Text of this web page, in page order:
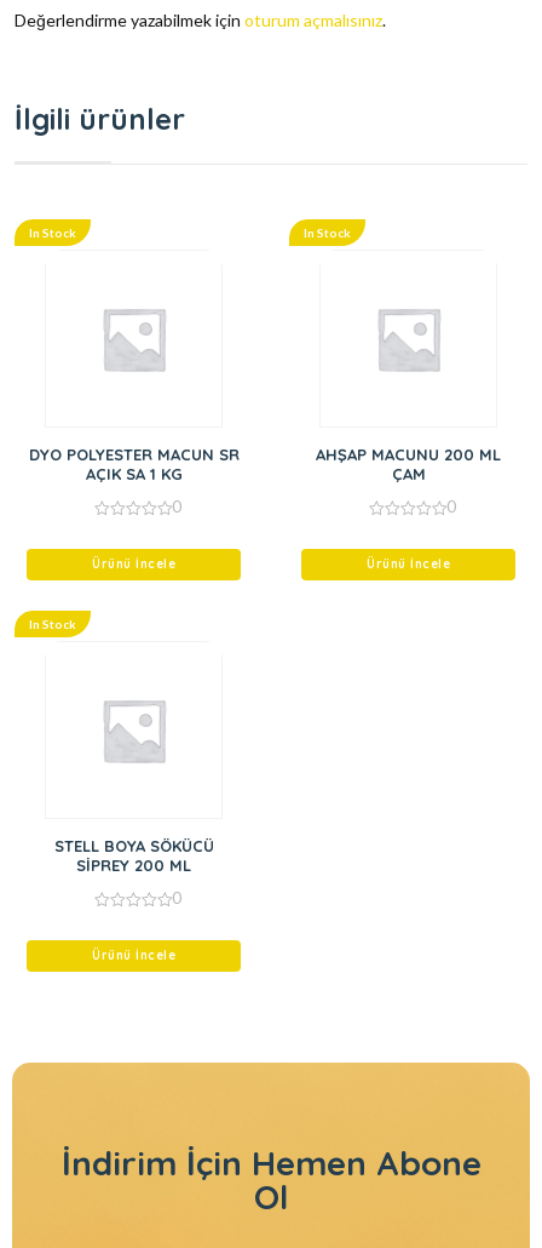
Değerlendirme yazabilmek için oturum açmalısınız.
İlgili ürünler
In Stock
DYO POLYESTER MACUN SR
AÇIK SA 1 KG
of
0
Ürünü İncele
In Stock
AHŞAP MACUNU 200 ML
ÇAM
of
0
Ürünü İncele
In Stock
STELL BOYA SÖKÜCÜ
SİPREY 200 ML
of
0
Ürünü İncele
İndirim İçin Hemen Abone
Ol